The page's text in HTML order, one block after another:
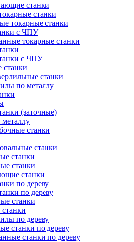
станки
станки
токарные станки
с ЧПУ
токарные станки
с ЧПУ
станки
станки
по металлу
(заточные)
станки
станки
станки
станки
станки
по дереву
по дереву
станки
по дереву
станки по дереву
станки по дереву